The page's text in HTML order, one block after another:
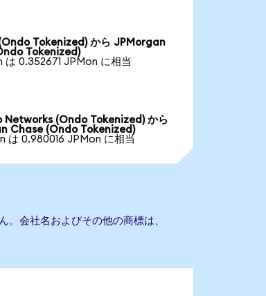
Tokenized) から JPMorgan
Tokenized)
は 0.352671 JPMon に相当
Networks (Ondo Tokenized) から
Chase (Ondo Tokenized)
は 0.980016 JPMon に相当
会社名およびその他の商標は、